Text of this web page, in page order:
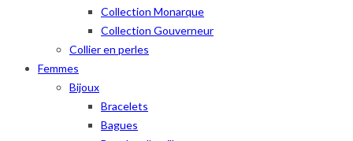
Collection Monarque
Collection Gouverneur
Collier en perles
Femmes
Bijoux
Bracelets
Bagues